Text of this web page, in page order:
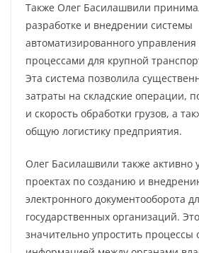
Также Олег Басилашвили
разработке и внедрении системы
автоматизированного управления
процессами для крупной
Эта система позволила
затраты на складские операции,
и скорость обработки грузов, а
общую логистику предприятия.
Олег Басилашвили также активно
проектах по созданию и
электронного документооборота
государственных организаций.
значительно упростить процессы